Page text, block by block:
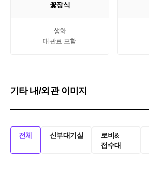
꽃장식
생화
대관료 포함
기타 내/외관 이미지
전체 신부대기실
로비&
접수대